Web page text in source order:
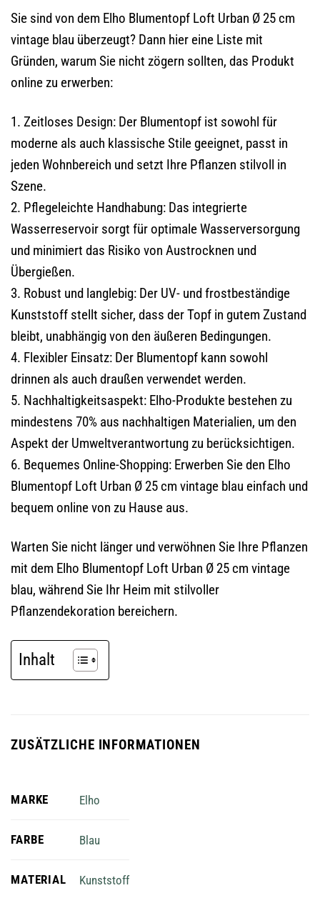
Sie sind von dem Elho Blumentopf Loft Urban Ø 25 cm
vintage blau überzeugt? Dann hier eine Liste mit
Gründen, warum Sie nicht zögern sollten, das Produkt
online zu erwerben:
1. Zeitloses Design: Der Blumentopf ist sowohl für
moderne als auch klassische Stile geeignet, passt in
jeden Wohnbereich und setzt Ihre Pflanzen stilvoll in
Szene.
2. Pflegeleichte Handhabung: Das integrierte
Wasserreservoir sorgt für optimale Wasserversorgung
und minimiert das Risiko von Austrocknen und
Übergießen.
3. Robust und langlebig: Der UV- und frostbeständige
Kunststoff stellt sicher, dass der Topf in gutem Zustand
bleibt, unabhängig von den äußeren Bedingungen.
4. Flexibler Einsatz: Der Blumentopf kann sowohl
drinnen als auch draußen verwendet werden.
5. Nachhaltigkeitsaspekt: Elho-Produkte bestehen zu
mindestens 70% aus nachhaltigen Materialien, um den
Aspekt der Umweltverantwortung zu berücksichtigen.
6. Bequemes Online-Shopping: Erwerben Sie den Elho
Blumentopf Loft Urban Ø 25 cm vintage blau einfach und
bequem online von zu Hause aus.
Warten Sie nicht länger und verwöhnen Sie Ihre Pflanzen
mit dem Elho Blumentopf Loft Urban Ø 25 cm vintage
blau, während Sie Ihr Heim mit stilvoller
Pflanzendekoration bereichern.
Inhalt
ZUSÄTZLICHE INFORMATIONEN
MARKE Elho
FARBE Blau
MATERIAL Kunststoff